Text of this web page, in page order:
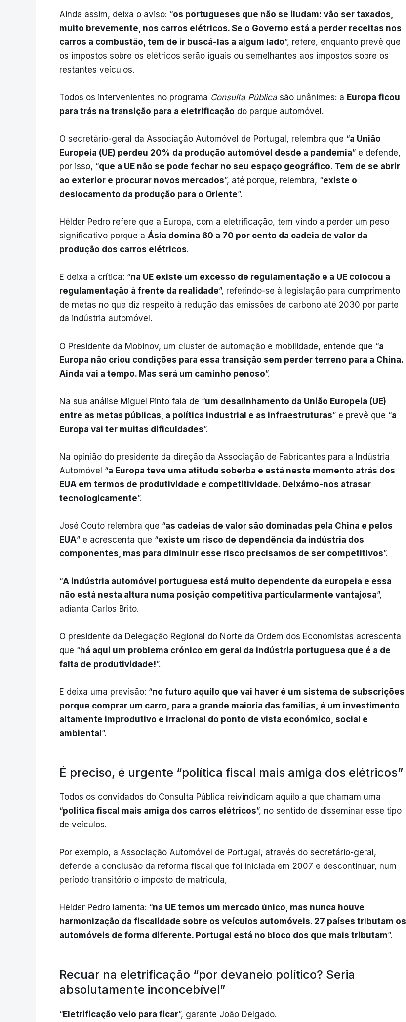
Ainda assim, deixa o aviso: “os portugueses que não se iludam: vão ser taxados,
muito brevemente, nos carros elétricos. Se o Governo está a perder receitas nos
carros a combustão, tem de ir buscá-las a algum lado”, refere, enquanto prevê que
os impostos sobre os elétricos serão iguais ou semelhantes aos impostos sobre os
restantes veículos.
Todos os intervenientes no programa Consulta Pública são unânimes: a Europa ficou
para trás na transição para a eletrificação do parque automóvel.
O secretário-geral da Associação Automóvel de Portugal, relembra que “a União
Europeia (UE) perdeu 20% da produção automóvel desde a pandemia” e defende,
por isso, “que a UE não se pode fechar no seu espaço geográfico. Tem de se abrir
ao exterior e procurar novos mercados”, até porque, relembra, “existe o
deslocamento da produção para o Oriente”.
Hélder Pedro refere que a Europa, com a eletrificação, tem vindo a perder um peso
significativo porque a Ásia domina 60 a 70 por cento da cadeia de valor da
produção dos carros elétricos.
E deixa a crítica: “na UE existe um excesso de regulamentação e a UE colocou a
regulamentação à frente da realidade”, referindo-se à legislação para cumprimento
de metas no que diz respeito à redução das emissões de carbono até 2030 por parte
da indústria automóvel.
O Presidente da Mobinov, um cluster de automação e mobilidade, entende que “a
Europa não criou condições para essa transição sem perder terreno para a China.
Ainda vai a tempo. Mas será um caminho penoso”.
Na sua análise Miguel Pinto fala de “um desalinhamento da União Europeia (UE)
entre as metas públicas, a política industrial e as infraestruturas” e prevê que “a
Europa vai ter muitas dificuldades”.
Na opinião do presidente da direção da Associação de Fabricantes para a Indústria
Automóvel “a Europa teve uma atitude soberba e está neste momento atrás dos
EUA em termos de produtividade e competitividade. Deixámo-nos atrasar
tecnologicamente”.
José Couto relembra que “as cadeias de valor são dominadas pela China e pelos
EUA” e acrescenta que “existe um risco de dependência da indústria dos
componentes, mas para diminuir esse risco precisamos de ser competitivos”.
“A indústria automóvel portuguesa está muito dependente da europeia e essa
não está nesta altura numa posição competitiva particularmente vantajosa”,
adianta Carlos Brito.
O presidente da Delegação Regional do Norte da Ordem dos Economistas acrescenta
que “há aqui um problema crónico em geral da indústria portuguesa que é a de
falta de produtividade!”.
E deixa uma previsão: “no futuro aquilo que vai haver é um sistema de subscrições
porque comprar um carro, para a grande maioria das famílias, é um investimento
altamente improdutivo e irracional do ponto de vista económico, social e
ambiental ”.
É preciso, é urgente “política fiscal mais amiga dos elétricos”
Todos os convidados do Consulta Pública reivindicam aquilo a que chamam uma
“politica fiscal mais amiga dos carros elétricos”, no sentido de disseminar esse tipo
de veículos.
Por exemplo, a Associação Automóvel de Portugal, através do secretário-geral,
defende a conclusão da reforma fiscal que foi iniciada em 2007 e descontinuar, num
período transitório o imposto de matricula,
Hélder Pedro lamenta: “na UE temos um mercado único, mas nunca houve
harmonização da fiscalidade sobre os veículos automóveis. 27 países tributam os
automóveis de forma diferente. Portugal está no bloco dos que mais tributam”.
Recuar na eletrificação “por devaneio político? Seria
absolutamente inconcebível”
“Eletrificação veio para ficar”, garante João Delgado.